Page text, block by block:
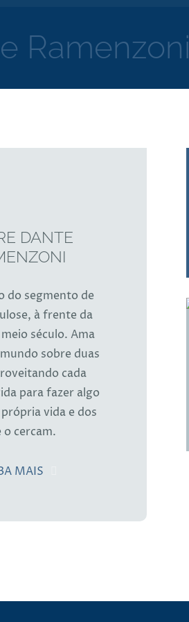
Ramenzoni
DANTE
do segmento de
à frente da
século. Ama
sobre duas
cada
para fazer algo
vida e dos
o cercam.
MAIS